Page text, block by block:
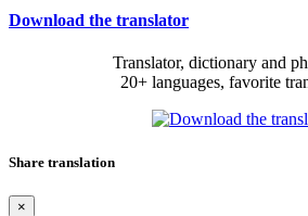
Download the translator
Translator, dictionary and
20+ languages, favorite
Share translation
×